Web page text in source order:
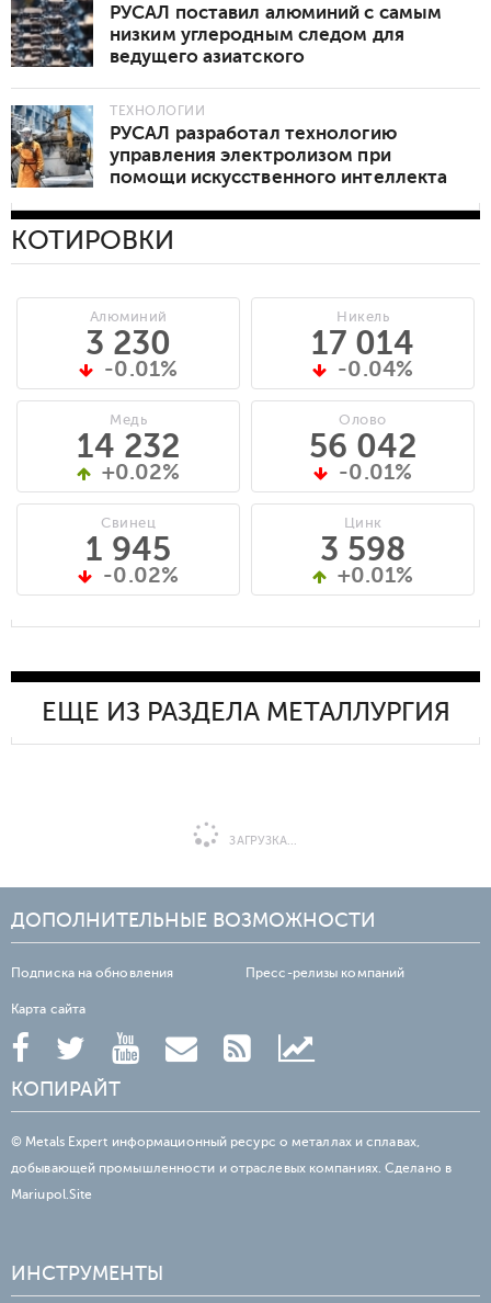
РУСАЛ поставил алюминий с самым
низким углеродным следом для
ведущего азиатского
ТЕХНОЛОГИИ
РУСАЛ разработал технологию
управления электролизом при
помощи искусственного интеллекта
КОТИРОВКИ
Алюминий
3 230
-0.01%
Медь
14 232
+0.02%
Свинец
1 945
-0.02%
Никель
17 014
-0.04%
Олово
56 042
-0.01%
Цинк
3 598
+0.01%
ЕЩЕ ИЗ РАЗДЕЛА МЕТАЛЛУРГИЯ
ЗАГРУЗКА...
ДОПОЛНИТЕЛЬНЫЕ ВОЗМОЖНОСТИ
Подписка на обновления Пресс-релизы компаний
Карта сайта
КОПИРАЙТ
© Metals Expert информационный ресурс о металлах и сплавах,
добывающей промышленности и отраслевых компаниях. Сделано в
Mariupol.Site
ИНСТРУМЕНТЫ